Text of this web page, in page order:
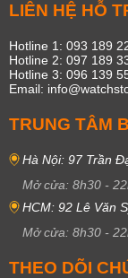
LIÊN HỆ HỖ
Hotline 1: 093 189
Hotline 2: 097 189
Hotline 3: 096 139
Email:
TRUNG TÂM
Hà Nội: 97 Trần
Mở cửa: 8h30 -
HCM: 92 Lê Văn
Mở cửa: 8h30 -
THEO DÕI